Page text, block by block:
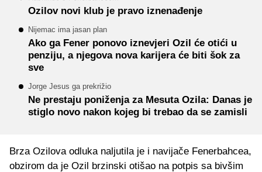
Ozilov novi klub je pravo iznenađenje
Nijemac ima jasan plan
Ako ga Fener ponovo iznevjeri Ozil će otići u
penziju, a njegova nova karijera će biti šok za
sve
Jorge Jesus ga prekrižio
Ne prestaju poniženja za Mesuta Ozila: Danas je
stiglo novo nakon kojeg bi trebao da se zamisli
Brza Ozilova odluka naljutila je i navijače Fenerbahcea,
obzirom da je Ozil brzinski otišao na potpis sa bivšim